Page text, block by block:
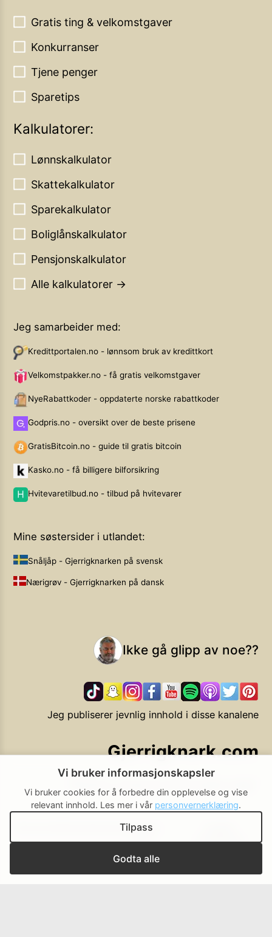
Gratis ting & velkomstgaver
Konkurranser
Tjene penger
Sparetips
Kalkulatorer:
Lønnskalkulator
Skattekalkulator
Sparekalkulator
Boliglånskalkulator
Pensjonskalkulator
Alle kalkulatorer →
Jeg samarbeider med:
Kredittportalen.no - lønnsom bruk av kredittkort
Velkomstpakker.no - få gratis velkomstgaver
NyeRabattkoder - oppdaterte norske rabattkoder
Godpris.no - oversikt over de beste prisene
GratisBitcoin.no - guide til gratis bitcoin
Kasko.no - få billigere bilforsikring
Hvitevaretilbud.no - tilbud på hvitevarer
Mine søstersider i utlandet:
Snåljåp - Gjerrigknarken på svensk
Nærigrøv - Gjerrigknarken på dansk
Ikke gå glipp av noe??
Jeg publiserer jevnlig innhold i disse kanalene
Gjerrigknark.com
Ekstra smarte forbrukervalg
BrukerbetingelserCookie-
policy
innstillinger
Vi bruker informasjonskapsler
Vi bruker cookies for å forbedre din opplevelse og vise
relevant innhold. Les mer i vår personvernerklæring.
Godta alle
Tilpass